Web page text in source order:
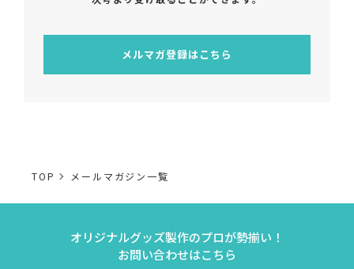
メルマガ登録はこちら
TOP メールマガジン一覧
オリジナルグッズ製作のプロが勢揃い！
お問い合わせはこちら